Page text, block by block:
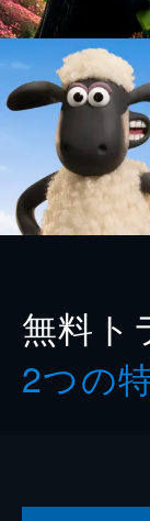
無料ト
2つの